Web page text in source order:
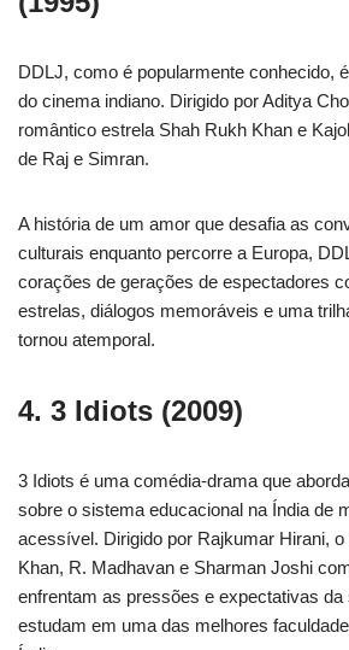
DDLJ, como é popularmente conhecido,
do cinema indiano. Dirigido por Aditya
romântico estrela Shah Rukh Khan e
de Raj e Simran.
A história de um amor que desafia as
culturais enquanto percorre a Europa,
corações de gerações de espectadores
estrelas, diálogos memoráveis e uma
tornou atemporal.
4. 3 Idiots (2009)
3 Idiots é uma comédia-drama que
sobre o sistema educacional na Índia de
acessível. Dirigido por Rajkumar Hirani,
Khan, R. Madhavan e Sharman Joshi
enfrentam as pressões e expectativas da
estudam em uma das melhores